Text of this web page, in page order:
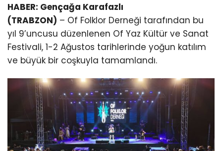
HABER: Gençağa Karafazlı
(TRABZON) – Of Folklor Derneği tarafından bu
yıl 9’uncusu düzenlenen Of Yaz Kültür ve Sanat
Festivali, 1-2 Ağustos tarihlerinde yoğun katılım
ve büyük bir coşkuyla tamamlandı.